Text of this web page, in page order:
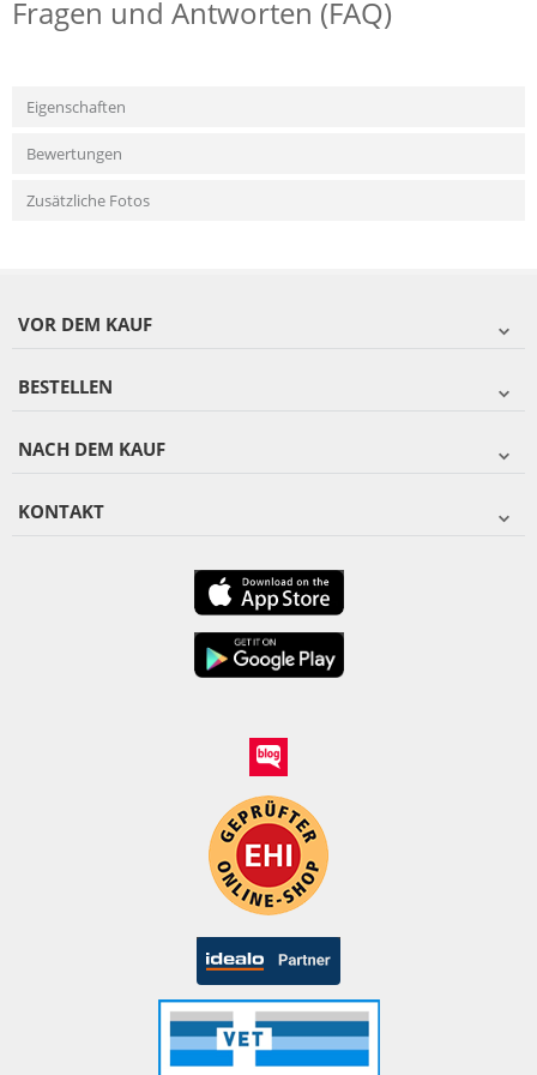
Fragen und Antworten (FAQ)
Eigenschaften
Bewertungen
Zusätzliche Fotos
VOR DEM KAUF
BESTELLEN
NACH DEM KAUF
KONTAKT